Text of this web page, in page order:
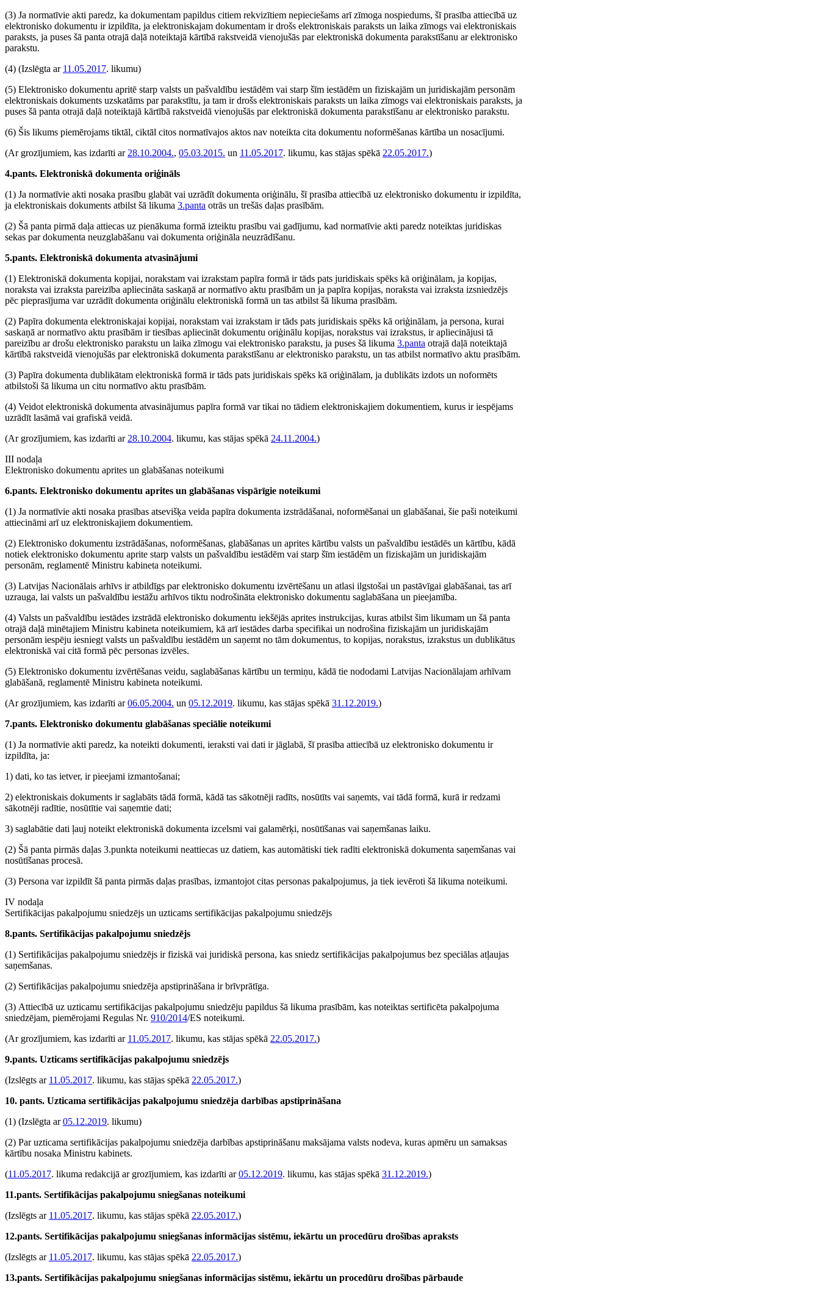
(3) Ja normatīvie akti paredz, ka dokumentam papildus citiem rekvizītiem nepieciešams arī zīmoga nospiedums, šī prasība attiecībā uz
elektronisko dokumentu ir izpildīta, ja elektroniskajam dokumentam ir drošs elektroniskais paraksts un laika zīmogs vai elektroniskais
paraksts, ja puses šā panta otrajā daļā noteiktajā kārtībā rakstveidā vienojušās par elektroniskā dokumenta parakstīšanu ar elektronisko
parakstu.
(4) (Izslēgta ar 11.05.2017. likumu)
(5) Elektronisko dokumentu apritē starp valsts un pašvaldību iestādēm vai starp šīm iestādēm un fiziskajām un juridiskajām personām
elektroniskais dokuments uzskatāms par parakstītu, ja tam ir drošs elektroniskais paraksts un laika zīmogs vai elektroniskais paraksts, ja
puses šā panta otrajā daļā noteiktajā kārtībā rakstveidā vienojušās par elektroniskā dokumenta parakstīšanu ar elektronisko parakstu.
(6) Šis likums piemērojams tiktāl, ciktāl citos normatīvajos aktos nav noteikta cita dokumentu noformēšanas kārtība un nosacījumi.
(Ar grozījumiem, kas izdarīti ar 28.10.2004., 05.03.2015. un 11.05.2017. likumu, kas stājas spēkā 22.05.2017.)
4.pants. Elektroniskā dokumenta oriģināls
(1) Ja normatīvie akti nosaka prasību glabāt vai uzrādīt dokumenta oriģinālu, šī prasība attiecībā uz elektronisko dokumentu ir izpildīta,
ja elektroniskais dokuments atbilst šā likuma 3.panta otrās un trešās daļas prasībām.
(2) Šā panta pirmā daļa attiecas uz pienākuma formā izteiktu prasību vai gadījumu, kad normatīvie akti paredz noteiktas juridiskas
sekas par dokumenta neuzglabāšanu vai dokumenta oriģināla neuzrādīšanu.
5.pants. Elektroniskā dokumenta atvasinājumi
(1) Elektroniskā dokumenta kopijai, norakstam vai izrakstam papīra formā ir tāds pats juridiskais spēks kā oriģinālam, ja kopijas,
noraksta vai izraksta pareizība apliecināta saskaņā ar normatīvo aktu prasībām un ja papīra kopijas, noraksta vai izraksta izsniedzējs
pēc pieprasījuma var uzrādīt dokumenta oriģinālu elektroniskā formā un tas atbilst šā likuma prasībām.
(2) Papīra dokumenta elektroniskajai kopijai, norakstam vai izrakstam ir tāds pats juridiskais spēks kā oriģinālam, ja persona, kurai
saskaņā ar normatīvo aktu prasībām ir tiesības apliecināt dokumentu oriģinālu kopijas, norakstus vai izrakstus, ir apliecinājusi tā
pareizību ar drošu elektronisko parakstu un laika zīmogu vai elektronisko parakstu, ja puses šā likuma 3.panta otrajā daļā noteiktajā
kārtībā rakstveidā vienojušās par elektroniskā dokumenta parakstīšanu ar elektronisko parakstu, un tas atbilst normatīvo aktu prasībām.
(3) Papīra dokumenta dublikātam elektroniskā formā ir tāds pats juridiskais spēks kā oriģinālam, ja dublikāts izdots un noformēts
atbilstoši šā likuma un citu normatīvo aktu prasībām.
(4) Veidot elektroniskā dokumenta atvasinājumus papīra formā var tikai no tādiem elektroniskajiem dokumentiem, kurus ir iespējams
uzrādīt lasāmā vai grafiskā veidā.
(Ar grozījumiem, kas izdarīti ar 28.10.2004. likumu, kas stājas spēkā 24.11.2004.)
III nodaļa
Elektronisko dokumentu aprites un glabāšanas noteikumi
6.pants. Elektronisko dokumentu aprites un glabāšanas vispārīgie noteikumi
(1) Ja normatīvie akti nosaka prasības atsevišķa veida papīra dokumenta izstrādāšanai, noformēšanai un glabāšanai, šie paši noteikumi
attiecināmi arī uz elektroniskajiem dokumentiem.
(2) Elektronisko dokumentu izstrādāšanas, noformēšanas, glabāšanas un aprites kārtību valsts un pašvaldību iestādēs un kārtību, kādā
notiek elektronisko dokumentu aprite starp valsts un pašvaldību iestādēm vai starp šīm iestādēm un fiziskajām un juridiskajām
personām, reglamentē Ministru kabineta noteikumi.
(3) Latvijas Nacionālais arhīvs ir atbildīgs par elektronisko dokumentu izvērtēšanu un atlasi ilgstošai un pastāvīgai glabāšanai, tas arī
uzrauga, lai valsts un pašvaldību iestāžu arhīvos tiktu nodrošināta elektronisko dokumentu saglabāšana un pieejamība.
(4) Valsts un pašvaldību iestādes izstrādā elektronisko dokumentu iekšējās aprites instrukcijas, kuras atbilst šim likumam un šā panta
otrajā daļā minētajiem Ministru kabineta noteikumiem, kā arī iestādes darba specifikai un nodrošina fiziskajām un juridiskajām
personām iespēju iesniegt valsts un pašvaldību iestādēm un saņemt no tām dokumentus, to kopijas, norakstus, izrakstus un dublikātus
elektroniskā vai citā formā pēc personas izvēles.
(5) Elektronisko dokumentu izvērtēšanas veidu, saglabāšanas kārtību un termiņu, kādā tie nododami Latvijas Nacionālajam arhīvam
glabāšanā, reglamentē Ministru kabineta noteikumi.
(Ar grozījumiem, kas izdarīti ar06.05.2004. un 05.12.2019. likumu, kas stājas spēkā 31.12.2019.)
7.pants. Elektronisko dokumentu glabāšanas speciālie noteikumi
(1) Ja normatīvie akti paredz, ka noteikti dokumenti, ieraksti vai dati ir jāglabā, šī prasība attiecībā uz elektronisko dokumentu ir
izpildīta, ja:
1) dati, ko tas ietver, ir pieejami izmantošanai;
2) elektroniskais dokuments ir saglabāts tādā formā, kādā tas sākotnēji radīts, nosūtīts vai saņemts, vai tādā formā, kurā ir redzami
sākotnēji radītie, nosūtītie vai saņemtie dati;
3) saglabātie dati ļauj noteikt elektroniskā dokumenta izcelsmi vai galamērķi, nosūtīšanas vai saņemšanas laiku.
(2) Šā panta pirmās daļas 3.punkta noteikumi neattiecas uz datiem, kas automātiski tiek radīti elektroniskā dokumenta saņemšanas vai
nosūtīšanas procesā.
(3) Persona var izpildīt šā panta pirmās daļas prasības, izmantojot citas personas pakalpojumus, ja tiek ievēroti šā likuma noteikumi.
IV nodaļa
Sertifikācijas pakalpojumu sniedzējs un uzticams sertifikācijas pakalpojumu sniedzējs
8.pants. Sertifikācijas pakalpojumu sniedzējs
(1) Sertifikācijas pakalpojumu sniedzējs ir fiziskā vai juridiskā persona, kas sniedz sertifikācijas pakalpojumus bez speciālas atļaujas
saņemšanas.
(2) Sertifikācijas pakalpojumu sniedzēja apstiprināšana ir brīvprātīga.
(3) Attiecībā uz uzticamu sertifikācijas pakalpojumu sniedzēju papildus šā likuma prasībām, kas noteiktas sertificēta pakalpojuma
sniedzējam, piemērojami Regulas Nr. 910/2014/ES noteikumi.
(Ar grozījumiem, kas izdarīti ar 11.05.2017. likumu, kas stājas spēkā 22.05.2017.)
9.pants. Uzticams sertifikācijas pakalpojumu sniedzējs
(Izslēgts ar 11.05.2017. likumu, kas stājas spēkā 22.05.2017.)
10. pants. Uzticama sertifikācijas pakalpojumu sniedzēja darbības apstiprināšana
(1) (Izslēgta ar05.12.2019. likumu)
(2) Par uzticama sertifikācijas pakalpojumu sniedzēja darbības apstiprināšanu maksājama valsts nodeva, kuras apmēru un samaksas
kārtību nosaka Ministru kabinets.
(11.05.2017. likuma redakcijā ar grozījumiem, kas izdarīti ar05.12.2019. likumu, kas stājas spēkā 31.12.2019.)
11.pants. Sertifikācijas pakalpojumu sniegšanas noteikumi
(Izslēgts ar 11.05.2017. likumu, kas stājas spēkā 22.05.2017.)
12.pants. Sertifikācijas pakalpojumu sniegšanas informācijas sistēmu, iekārtu un procedūru drošības apraksts
(Izslēgts ar 11.05.2017. likumu, kas stājas spēkā 22.05.2017.)
13.pants. Sertifikācijas pakalpojumu sniegšanas informācijas sistēmu, iekārtu un procedūru drošības pārbaude